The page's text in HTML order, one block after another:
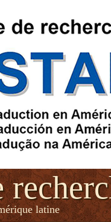
latine